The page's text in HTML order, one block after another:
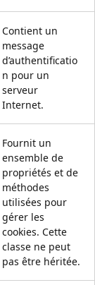
Contient un
message
d’authentificatio
n pour un
serveur
Internet.
Fournit un
ensemble de
propriétés et de
méthodes
utilisées pour
gérer les
cookies. Cette
classe ne peut
pas être héritée.